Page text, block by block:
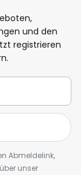
und den
registrieren
Abmeldelink,
unser